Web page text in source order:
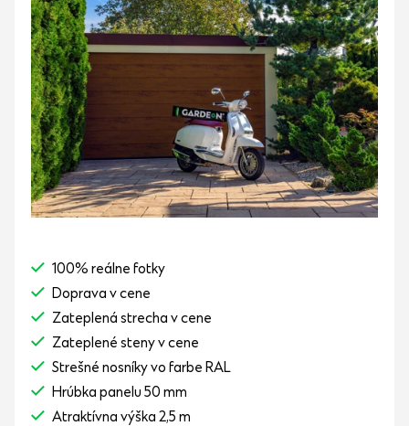
100% reálne fotky
Doprava v cene
Zateplená strecha v cene
Zateplené steny v cene
Strešné nosníky vo farbe RAL
Hrúbka panelu 50 mm
Atraktívna výška 2,5 m